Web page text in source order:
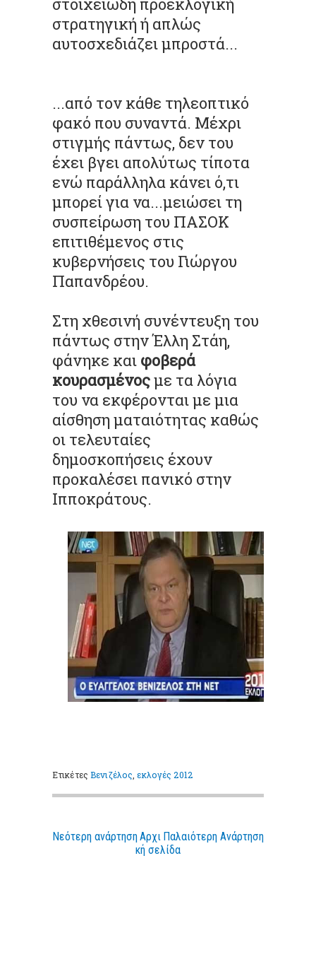
στρατηγική ή απλώς
αυτοσχεδιάζει μπροστά...
...από τον κάθε τηλεοπτικό
φακό που συναντά. Μέχρι
στιγμής πάντως, δεν του
έχει βγει απολύτως τίποτα
ενώ παράλληλα κάνει ό,τι
μπορεί για να...μειώσει τη
συσπείρωση του ΠΑΣΟΚ
επιτιθέμενος στις
κυβερνήσεις του Γιώργου
Παπανδρέου.
Στη χθεσινή συνέντευξη του
πάντως στην Έλλη Στάη,
φάνηκε και φοβερά
κουρασμένοςμε τα λόγια
του να εκφέρονται με μια
αίσθηση ματαιότητας καθώς
οι τελευταίες
δημοσκοπήσεις έχουν
προκαλέσει πανικό στην
Ιπποκράτους.
ΕτικέτεςΒενιζέλος εκλογές 2012
Νεότερη ανάρτηση Παλαιότερη Ανάρτηση
Αρχι
κή σελίδα